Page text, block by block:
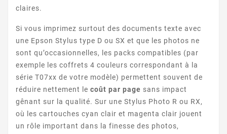
STYLUS DX5000
claires.
Si vous imprimez surtout des documents texte avec
une Epson Stylus type D ou SX et que les photos ne
sont qu’occasionnelles, les packs compatibles (par
exemple les coffrets 4 couleurs correspondant à la
série T07xx de votre modèle) permettent souvent de
réduire nettement le coût par page sans impact
gênant sur la qualité. Sur une Stylus Photo R ou RX,
où les cartouches cyan clair et magenta clair jouent
un rôle important dans la finesse des photos,